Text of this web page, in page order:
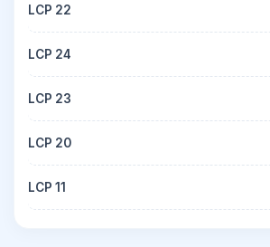
LCP 22
LCP 24
LCP 23
LCP 20
LCP 11